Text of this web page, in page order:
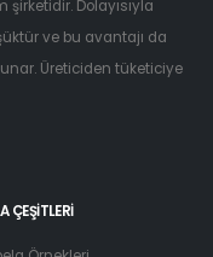
Dolayısıyla
ve bu avantajı da
Üreticiden tüketiciye
ÇEŞITLERI